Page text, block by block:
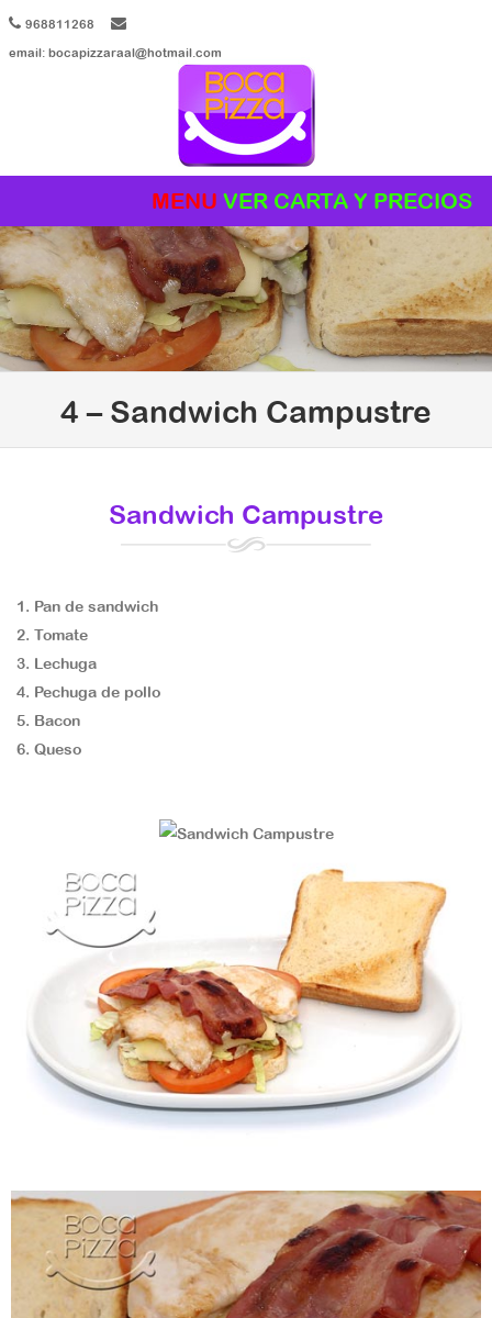
968811268
email: bocapizzaraal@hotmail.com
MENU
Skip to content
4 – Sandwich Campustre
Sandwich Campustre
Pan de sandwich
Tomate
Lechuga
Pechuga de pollo
Bacon
Queso